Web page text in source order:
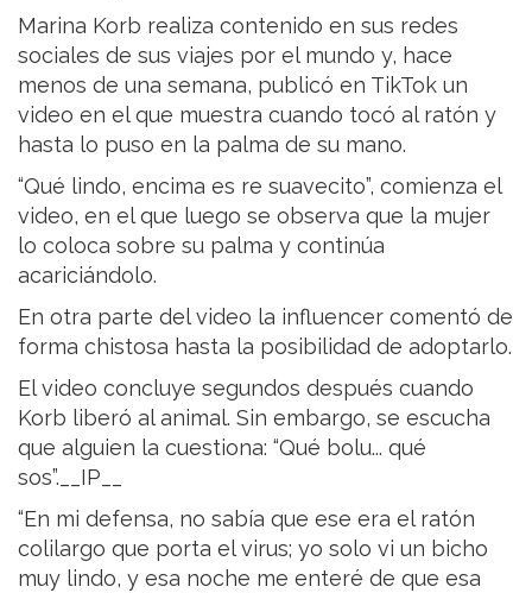
Marina Korb realiza contenido en sus redes
sociales de sus viajes por el mundo y, hace
menos de una semana, publicó en TikTok un
video en el que muestra cuando tocó al ratón y
hasta lo puso en la palma de su mano.
“Qué lindo, encima es re suavecito”, comienza el
video, en el que luego se observa que la mujer
lo coloca sobre su palma y continúa
acariciándolo.
En otra parte del video la influencer comentó de
forma chistosa hasta la posibilidad de adoptarlo.
El video concluye segundos después cuando
Korb liberó al animal. Sin embargo, se escucha
que alguien la cuestiona: “Qué bolu... qué
sos”.__IP__
“En mi defensa, no sabía que ese era el ratón
colilargo que porta el virus; yo solo vi un bicho
muy lindo, y esa noche me enteré de que esa